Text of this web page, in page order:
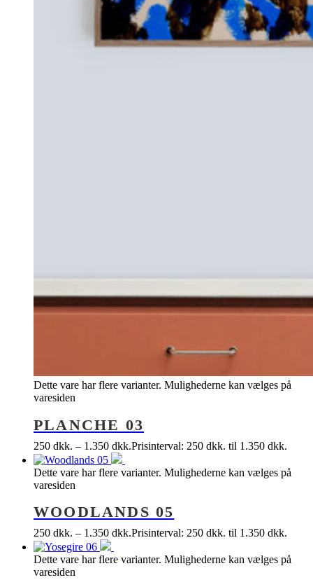
Dette vare har flere varianter. Mulighederne kan vælges på
varesiden
PLANCHE 03
250 dkk. – 1.350 dkk.Prisinterval: 250 dkk. til 1.350 dkk.
Dette vare har flere varianter. Mulighederne kan vælges på
varesiden
WOODLANDS 05
250 dkk. – 1.350 dkk.Prisinterval: 250 dkk. til 1.350 dkk.
Dette vare har flere varianter. Mulighederne kan vælges på
varesiden